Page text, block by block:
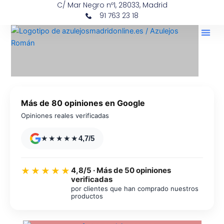
contenido
C/ Mar Negro nº1, 28033, Madrid
91 763 23 18
Más de 80 opiniones en Google
Opiniones reales verificadas
★★★★★4,7/5
★★★★★ 4,8/5 · Más de 50 opiniones
verificadas
por clientes que han comprado nuestros
productos